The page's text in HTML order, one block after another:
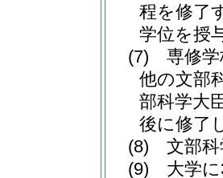
程を修了
学位を授
(7)
専修
他の文部
部科学大
後に修了
(8)
文部
(9)
大学